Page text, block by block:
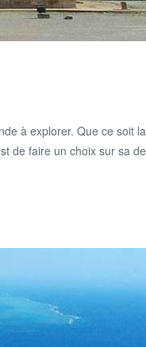
à explorer. Que ce soit
de faire un choix sur sa